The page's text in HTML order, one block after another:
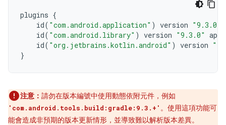
plugins {
id( "com.android.application" ) version "9.3.0"
id( "com.android.library" ) version "9.3.0"
id( "org.jetbrains.kotlin.android" ) version
}
注意： 請勿在版本編號中使用動態依附元件，例如
'com.android.tools.build:gradle:9.3.+' 。使用這項功能可
能會造成非預期的版本更新情形，並導致難以解析版本差異。